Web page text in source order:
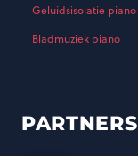
Geluidsisolatie piano
Bladmuziek piano
PARTNERS